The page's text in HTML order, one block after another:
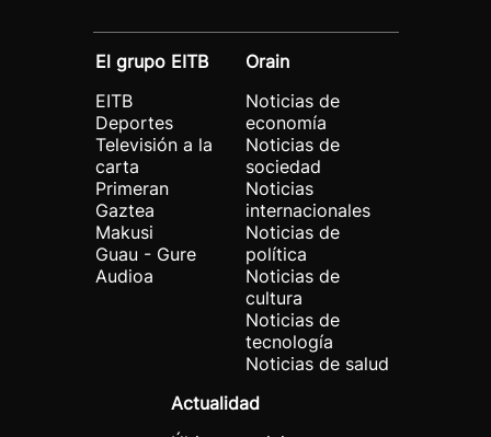
El grupo EITB
EITB
Deportes
Televisión a la
carta
Primeran
Gaztea
Makusi
Guau - Gure
Audioa
Orain
Noticias de
economía
Noticias de
sociedad
Noticias
internacionales
Noticias de
política
Noticias de
cultura
Noticias de
tecnología
Noticias de salud
Actualidad